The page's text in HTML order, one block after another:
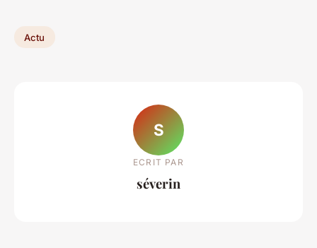
Actu
S
ECRIT PAR
séverin